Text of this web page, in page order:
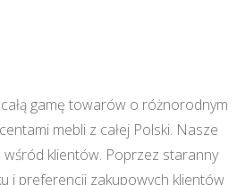
gamę towarów o różnorodnym
mebli z całej Polski. Nasze
klientów. Poprzez staranny
i preferencji zakupowych klientów